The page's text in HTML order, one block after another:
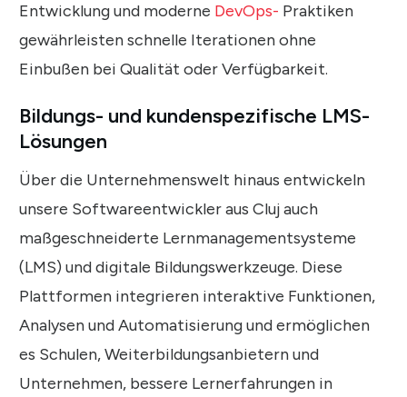
Entwicklung und moderne DevOps- Praktiken
gewährleisten schnelle Iterationen ohne
Einbußen bei Qualität oder Verfügbarkeit.
Bildungs- und kundenspezifische LMS-
Lösungen
Über die Unternehmenswelt hinaus entwickeln
unsere Softwareentwickler aus Cluj auch
maßgeschneiderte Lernmanagementsysteme
(LMS) und digitale Bildungswerkzeuge. Diese
Plattformen integrieren interaktive Funktionen,
Analysen und Automatisierung und ermöglichen
es Schulen, Weiterbildungsanbietern und
Unternehmen, bessere Lernerfahrungen in